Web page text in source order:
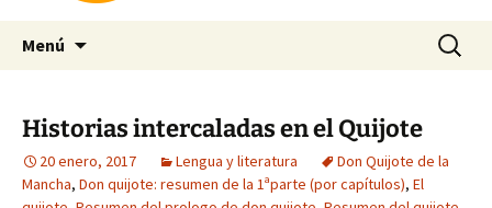
Menú Buscar:
Historias intercaladas en el Quijote
20 enero, 2017 Lengua y literatura
Don Quijote de la
Mancha, Don quijote: resumen de la 1ªparte (por capítulos), El